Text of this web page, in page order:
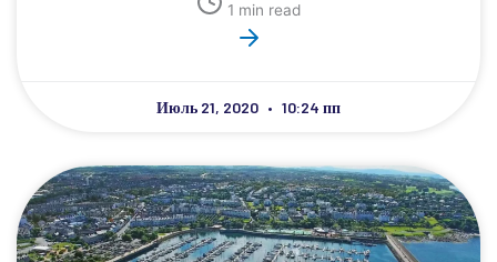
1 min read
Июль 21, 2020 10:24 пп